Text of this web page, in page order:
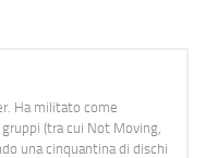
Ha militato come
(tra cui Not Moving,
una cinquantina di dischi